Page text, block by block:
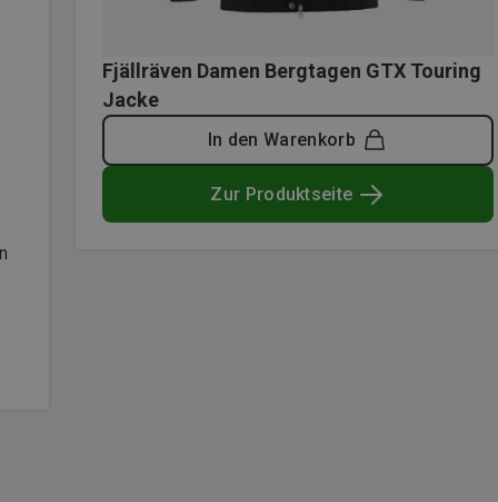
Fjällräven Damen Bergtagen GTX Touring
Jacke
In den Warenkorb
Zur Produktseite